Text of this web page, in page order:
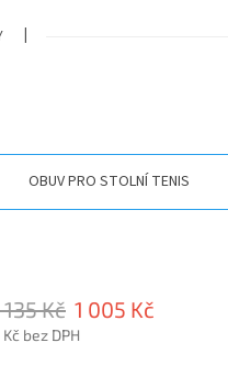
OBUV PRO STOLNÍ TENIS
135 Kč 1 005 Kč
bez DPH